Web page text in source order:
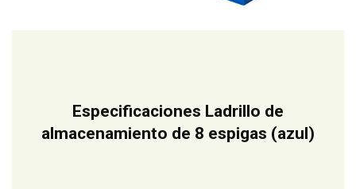
Especificaciones Ladrillo de
almacenamiento de 8 espigas (azul)